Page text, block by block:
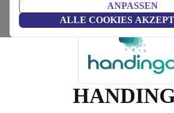
ANPASSEN
ALLE COOKIES